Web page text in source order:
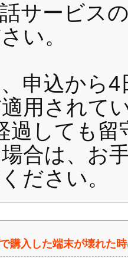
サービス
い。
申込から4
用されて
過しても
合は、お
ださい。
購入した端末が壊れた